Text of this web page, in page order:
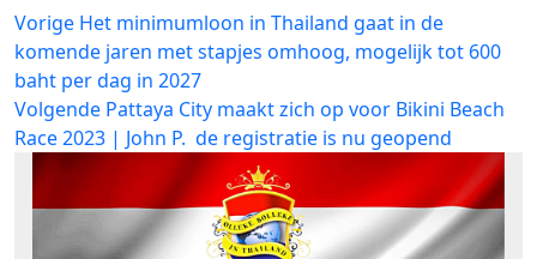
Bericht
navigatie
Vorige Vorig
bericht:
Het minimumloon in Thailand gaat in de
komende jaren met stapjes omhoog, mogelijk tot 600
baht per dag in 2027
Volgende Volgend
bericht:
Pattaya City maakt zich op voor Bikini Beach
Race 2023 | John P. de registratie is nu geopend